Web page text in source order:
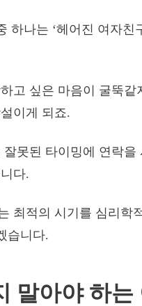
하나는 ‘헤어진 여자친
고 싶은 마음이 굴뚝같
이게 되죠.
못된 타이밍에 연락을
다.
최적의 시기를 심리학
습니다.
말아야 하는